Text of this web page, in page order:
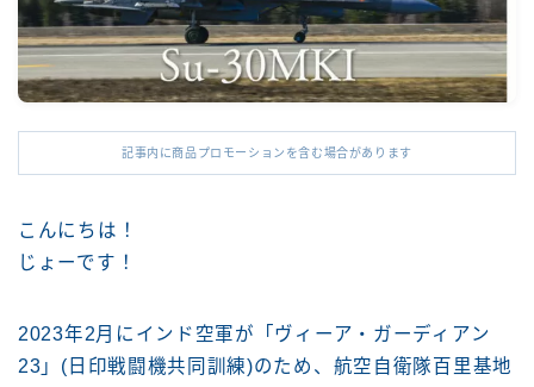
記事内に商品プロモーションを含む場合があります
こんにちは！
じょーです！
2023年2月にインド空軍が「ヴィーア・ガーディアン
23」(日印戦闘機共同訓練)のため、航空自衛隊百里基地